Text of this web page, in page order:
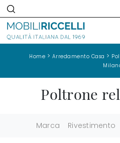
Home > Arredamento Casa >
Poltrone
Marca Rivestimento